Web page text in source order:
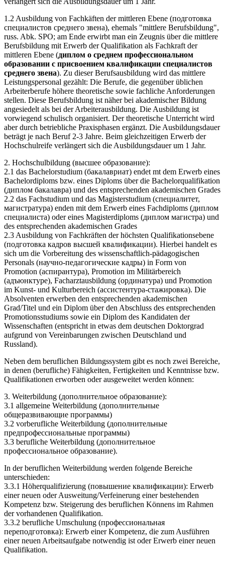
1.2 Ausbildung von Fachkäften der mittleren Ebene (подготовка
специалистов среднего звена), ehemals "mittlere Berufsbildung",
russ. Abk. SPO; am Ende erwirbt man ein Zeugnis über die mittlere
Berufsbildung mit Erwerb der Qualifikation als Fachkraft der
mittleren Ebene (диплом о среднем профессиональном
образовании с присвоением квалификации специалистов
среднего звена). Zu dieser Berufsausbildung wird das mittlere
Leistungspersonal gezählt: Die Berufe, die gegenüber üblichen
Arbeiterberufe höhere theoretische sowie fachliche Anforderungen
stellen. Diese Berufsbildung ist näher bei akademischer Bildung
angesiedelt als bei der Arbeiterausbildung. Die Ausbildung ist
vorwiegend schulisch organisiert. Der theoretische Unterricht wird
aber durch betriebliche Praxisphasen ergänzt. Die Ausbildungsdauer
beträgt je nach Beruf 2-3 Jahre. Beim gleichzeitigen Erwerb der
Hochschulreife verlängert sich die Ausbildungsdauer um 1 Jahr.
2. Hochschulbildung (высшее образование):
2.1 das Bachelorstudium (бакалавриат) endet mt dem Erwerb eines
Bachelordiploms bzw. eines Diploms über die Bachelorqualifikation
(диплом бакалавра) und des entsprechenden akademischen Grades
2.2 das Fachstudium und das Magisterstudium (специалитет,
магистратура) enden mit dem Erwerb eines Fachdiploms (диплом
специалиста) oder eines Magisterdiploms (диплом магистра) und
des entsprechenden akademischen Grades
2.3 Ausbildung von Fachkräften der höchsten Qualifikationsebene
(подготовка кадров высшей квалификации). Hierbei handelt es
sich um die Vorbereitung des wissenschaftlich-pädagogischen
Personals (научно-педагогические кадры) in Form von
Promotion (аспирантура), Promotion im Militärbereich
(адъюнктуре), Facharztausbildung (ординатура) und Promotion
im Kunst- und Kulturbereich (ассистентура-стажировка). Die
Absolventen erwerben den entsprechenden akademischen
Grad/Titel und ein Diplom über den Abschluss des entsprechenden
Promotionsstudiums sowie ein Diplom des Kandidaten der
Wissenschaften (entspricht in etwas dem deutschen Doktorgrad
aufgrund von Vereinbarungen zwischen Deutschland und
Russland).
Neben dem beruflichen Bildungssystem gibt es noch zwei Bereiche,
in denen (berufliche) Fähigkeiten, Fertigkeiten und Kenntnisse bzw.
Qualifikationen erworben oder ausgeweitet werden können:
3. Weiterbildung (дополнительное образование):
3.1 allgemeine Weiterbildung (дополнительные
общеразвивающие программы)
3.2 vorberufliche Weiterbildung (дополнительные
предпрофессиональные программы)
3.3 berufliche Weiterbildung (дополнительное
профессиональное образование).
In der beruflichen Weiterbildung werden folgende Bereiche
unterschieden:
3.3.1 Höherqualifizierung (повышение квалификации): Erwerb
einer neuen oder Ausweitung/Verfeinerung einer bestehenden
Kompetenz bzw. Steigerung des beruflichen Könnens im Rahmen
der vorhandenen Qualifikation.
3.3.2 berufliche Umschulung (профессиональная
переподготовка): Erwerb einer Kompetenz, die zum Ausführen
einer neuen Arbeitsaufgabe notwendig ist oder Erwerb einer neuen
Qualifikation.